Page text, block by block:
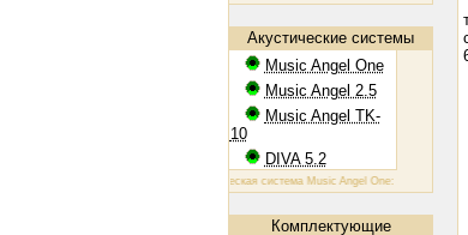
Акустические системы
Music Angel One
Music Angel 2.5
Music Angel TK-
10
DIVA 5.2
Акустическая система Music Angel One: 20 - 100 Вт, 38 Гц
Комплектующие